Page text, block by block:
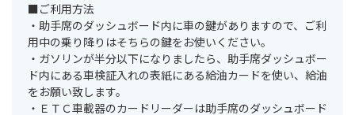
■ご利用方法
・助手席のダッシュボード内に車の鍵がありますので、ご利
用中の乗り降りはそちらの鍵をお使いください。
・ガソリンが半分以下になりましたら、助手席ダッシュボー
ド内にある車検証入れの表紙にある給油カードを使い、給油
をお願い致します。
・ＥＴＣ車載器のカードリーダーは助手席のダッシュボード